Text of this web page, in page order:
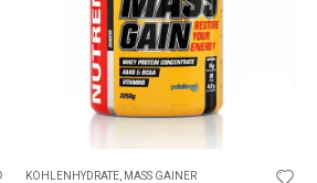
KOHLENHYDRATE MASS GAINER